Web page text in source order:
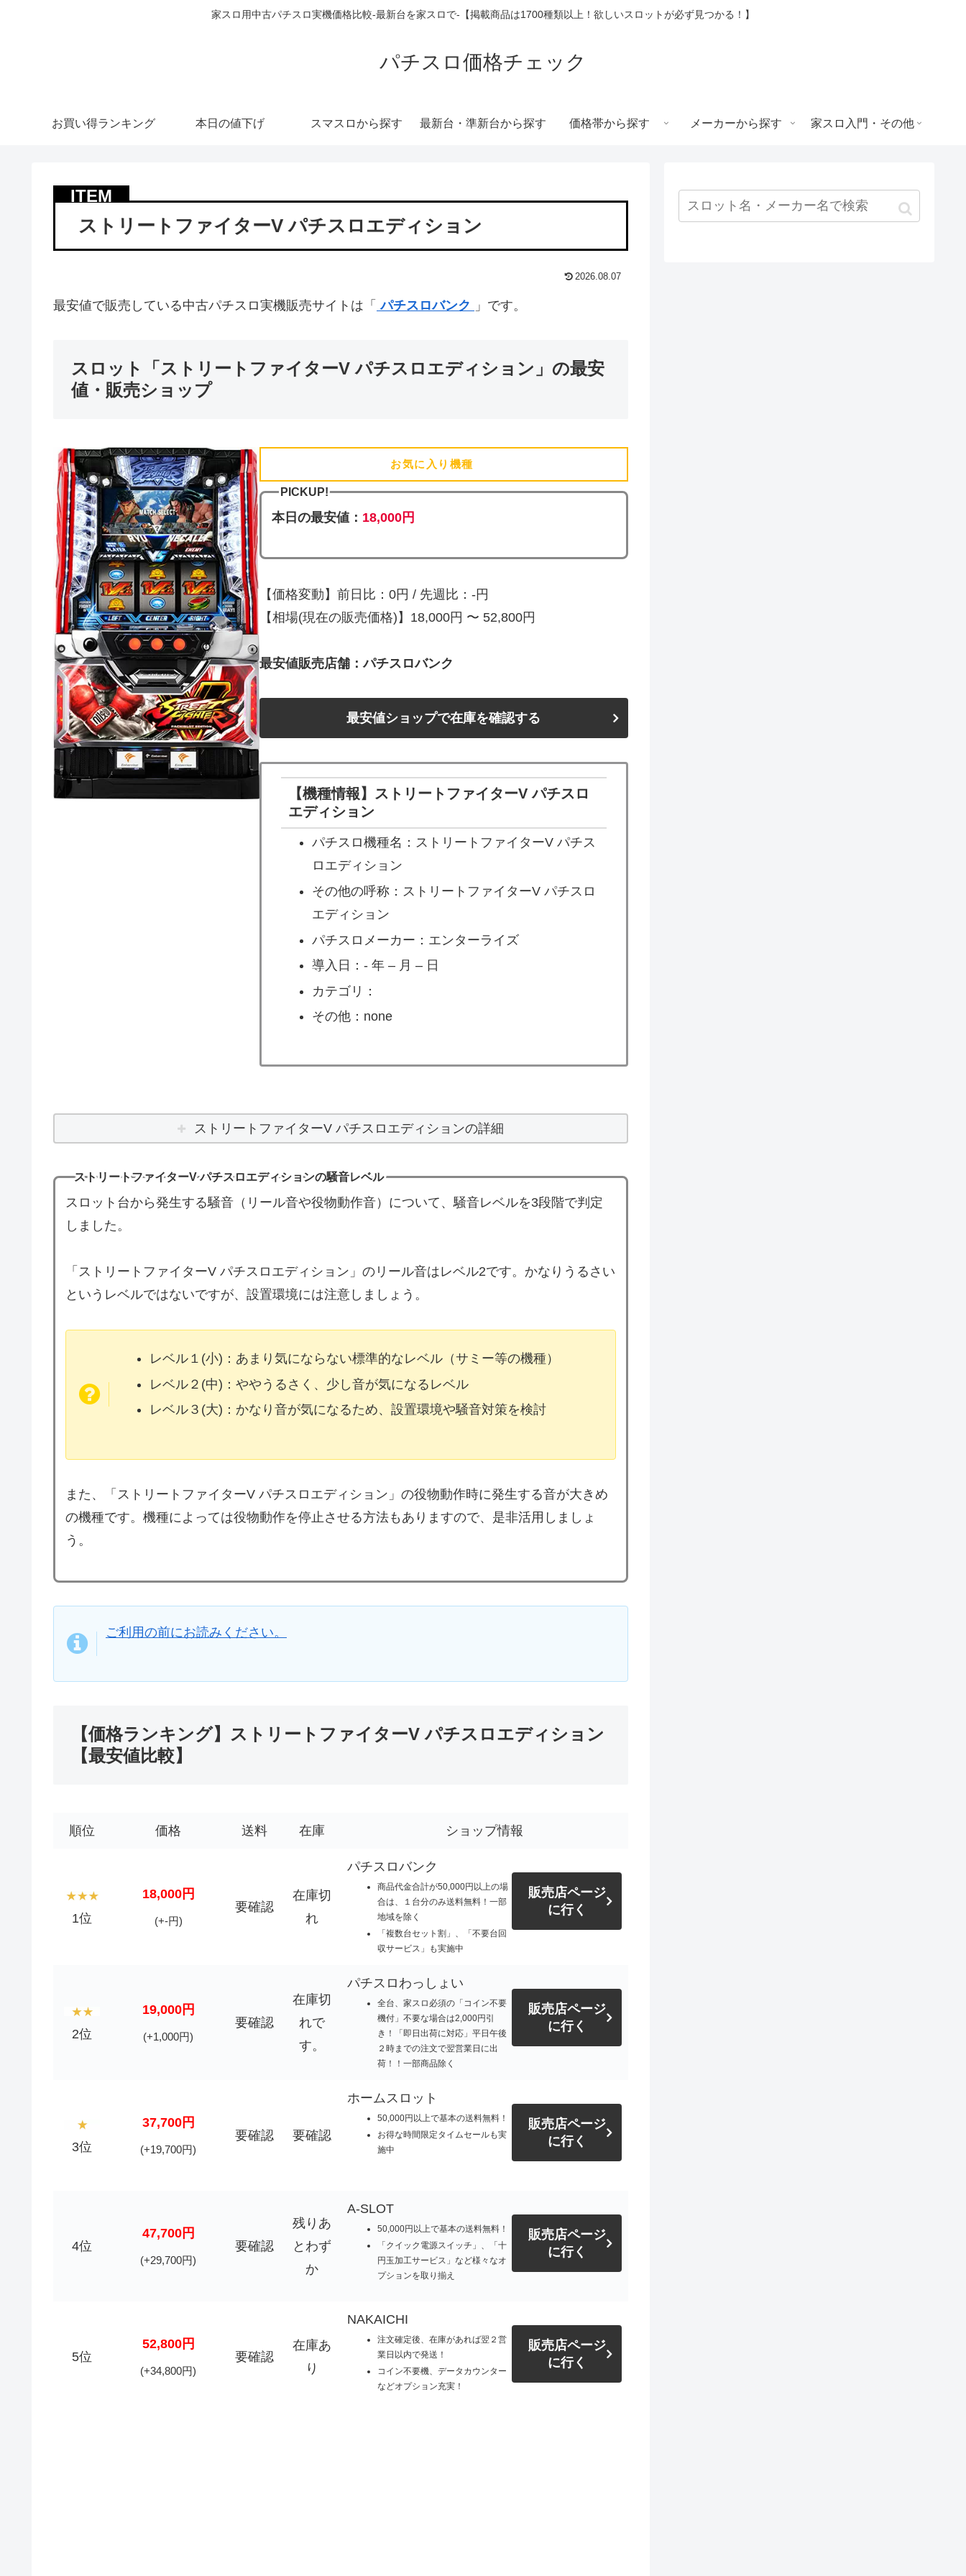
家スロ用中古パチスロ実機価格比較-最新台を家スロで-【掲載商品は1700種類以上！欲しいスロットが必ず見つかる！】
パチスロ価格チェック
お買い得ランキング 本日の値下げ スマスロから探す 最新台・準新台から探す 価格帯から探す メーカーから探す 家スロ入門・その他
ストリートファイターV パチスロエディション
2026.08.07
最安値で販売している中古パチスロ実機販売サイトは「 パチスロバンク 」です。
スロット「ストリートファイターV パチスロエディション」の最安
値・販売ショップ
お気に入り機種
PICKUP!
本日の最安値： 18,000円
【価格変動】前日比：0円 / 先週比：-円
【相場(現在の販売価格)】18,000円 〜 52,800円
最安値販売店舗：パチスロバンク
最安値ショップで在庫を確認する
【機種情報】ストリートファイターV パチスロ
エディション
パチスロ機種名：ストリートファイターV パチス
ロエディション
その他の呼称：ストリートファイターV パチスロ
エディション
パチスロメーカー：エンターライズ
導入日：- 年 – 月 – 日
カテゴリ：
その他：none
ストリートファイターV パチスロエディションの詳細
ストリートファイターV パチスロエディションの騒音レベル
スロット台から発生する騒音（リール音や役物動作音）について、騒音レベルを3段階で判定
しました。
「ストリートファイターV パチスロエディション」のリール音はレベル2です。かなりうるさい
というレベルではないですが、設置環境には注意しましょう。
レベル１(小)：あまり気にならない標準的なレベル（サミー等の機種）
レベル２(中)：ややうるさく、少し音が気になるレベル
レベル３(大)：かなり音が気になるため、設置環境や騒音対策を検討
また、「ストリートファイターV パチスロエディション」の役物動作時に発生する音が大きめ
の機種です。機種によっては役物動作を停止させる方法もありますので、是非活用しましょ
う。
ご利用の前にお読みください。
【価格ランキング】ストリートファイターV パチスロエディション
【最安値比較】
順位 価格 送料 在庫 ショップ情報
1位
18,000円
(+-円)
要確認
在庫切
れ
パチスロバンク
商品代金合計が50,000円以上の場
合は、１台分のみ送料無料！一部
地域を除く
「複数台セット割」、「不要台回
収サービス」も実施中
販売店ページ
に行く
2位
19,000円
(+1,000円)
要確認
在庫切
れで
す。
パチスロわっしょい
全台、家スロ必須の「コイン不要
機付」不要な場合は2,000円引
き！「即日出荷に対応」平日午後
２時までの注文で翌営業日に出
荷！！一部商品除く
販売店ページ
に行く
3位
37,700円
(+19,700円)
要確認 要確認
ホームスロット
50,000円以上で基本の送料無料！
お得な時間限定タイムセールも実
施中
販売店ページ
に行く
4位
47,700円
(+29,700円)
要確認
残りあ
とわず
か
A-SLOT
50,000円以上で基本の送料無料！
「クイック電源スイッチ」、「十
円玉加工サービス」など様々なオ
プションを取り揃え
販売店ページ
に行く
5位
52,800円
(+34,800円)
要確認
在庫あ
り
NAKAICHI
注文確定後、在庫があれば翌２営
業日以内で発送！
コイン不要機、データカウンター
などオプション充実！
販売店ページ
に行く